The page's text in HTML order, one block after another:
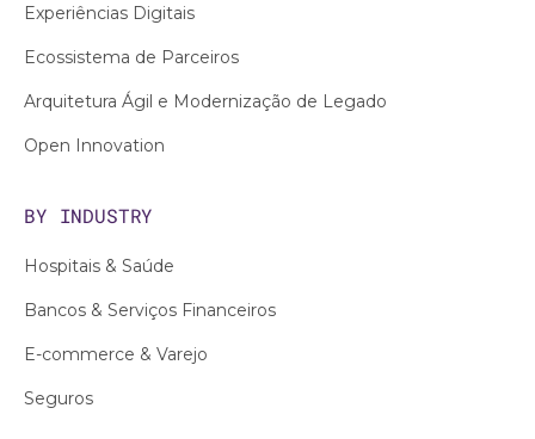
Experiências Digitais
Ecossistema de Parceiros
Arquitetura Ágil e Modernização de Legado
Open Innovation
BY INDUSTRY
Hospitais & Saúde
Bancos & Serviços Financeiros
E-commerce & Varejo
Seguros